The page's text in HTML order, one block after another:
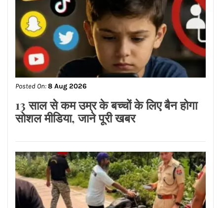
Posted On:8 Aug 2026
13 साल से कम उम्र के बच्चों के लिए बैन होगा
सोशल मीडिया, जाने पूरी खबर